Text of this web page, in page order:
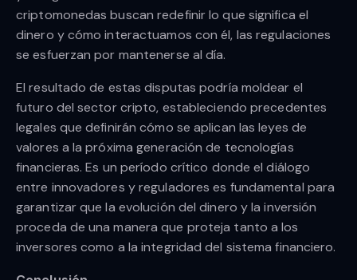
criptomonedas buscan redefinir lo que significa el
dinero y cómo interactuamos con él, las regulaciones
se esfuerzan por mantenerse al día.
El resultado de estas disputas podría moldear el
futuro del sector cripto, estableciendo precedentes
legales que definirán cómo se aplican las leyes de
valores a la próxima generación de tecnologías
financieras. Es un período crítico donde el diálogo
entre innovadores y reguladores es fundamental para
garantizar que la evolución del dinero y la inversión
proceda de una manera que proteja tanto a los
inversores como a la integridad del sistema financiero.